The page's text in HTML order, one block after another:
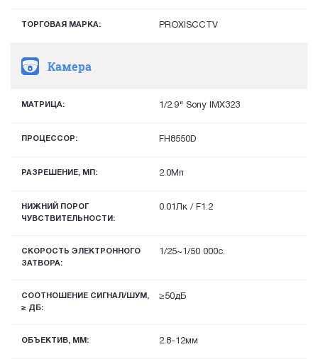
ТОРГОВАЯ МАРКА: PROXISCCTV
Камера
МАТРИЦА: 1/2.9" Sony IMX323
ПРОЦЕССОР: FH8550D
РАЗРЕШЕНИЕ, МП: 2.0Мп
НИЖНИЙ ПОРОГ
ЧУВСТВИТЕЛЬНОСТИ:
0.01Лк / F1.2
СКОРОСТЬ ЭЛЕКТРОННОГО
ЗАТВОРА:
1/25~1/50 000с.
СООТНОШЕНИЕ СИГНАЛ/ШУМ,
≥ ДБ:
≥50дБ
ОБЪЕКТИВ, ММ: 2.8-12мм